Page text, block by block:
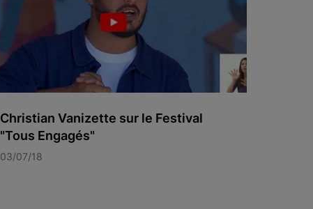
Christian Vanizette sur le Festival
"Tous Engagés"
03/07/18